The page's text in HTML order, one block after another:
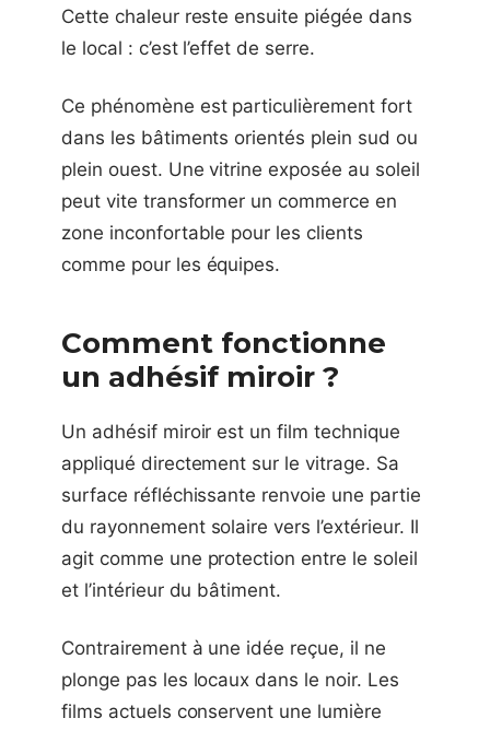
Cette chaleur reste ensuite piégée dans
le local : c’est l’effet de serre.
Ce phénomène est particulièrement fort
dans les bâtiments orientés plein sud ou
plein ouest. Une vitrine exposée au soleil
peut vite transformer un commerce en
zone inconfortable pour les clients
comme pour les équipes.
Comment fonctionne
un adhésif miroir ?
Un adhésif miroir est un film technique
appliqué directement sur le vitrage. Sa
surface réfléchissante renvoie une partie
du rayonnement solaire vers l’extérieur. Il
agit comme une protection entre le soleil
et l’intérieur du bâtiment.
Contrairement à une idée reçue, il ne
plonge pas les locaux dans le noir. Les
films actuels conservent une lumière